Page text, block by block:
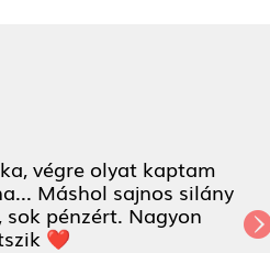
végre olyat kaptam
Máshol sajnos silány
pénzért. Nagyon
❤